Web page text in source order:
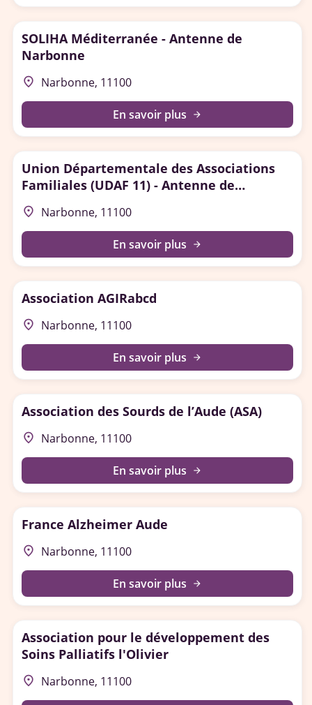
SOLIHA Méditerranée - Antenne de
Narbonne
place Narbonne, 11100
En savoir plus arrow_forward
Union Départementale des Associations
Familiales (UDAF 11) - Antenne de
Narbonne
place Narbonne, 11100
En savoir plus arrow_forward
Association AGIRabcd
place Narbonne, 11100
En savoir plus arrow_forward
Association des Sourds de l’Aude (ASA)
place Narbonne, 11100
En savoir plus arrow_forward
France Alzheimer Aude
place Narbonne, 11100
En savoir plus arrow_forward
Association pour le développement des
Soins Palliatifs l'Olivier
place Narbonne, 11100